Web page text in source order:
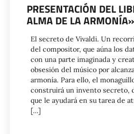
PRESENTACIÓN DEL
ALMA DE LA ARMONÍA»
El secreto de Vivaldi. Un
del compositor, que aúna los
con una parte imaginada y
obsesión del músico por
armonía. Para ello, el
construirá un invento secreto,
que le ayudará en su tarea de
[…]